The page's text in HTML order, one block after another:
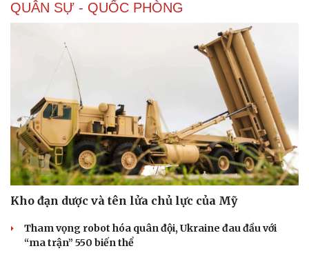
QUÂN SỰ - QUỐC PHÒNG
Kho đạn dược và tên lửa chủ lực của Mỹ
Tham vọng robot hóa quân đội, Ukraine đau đầu với
“ma trận” 550 biến thể